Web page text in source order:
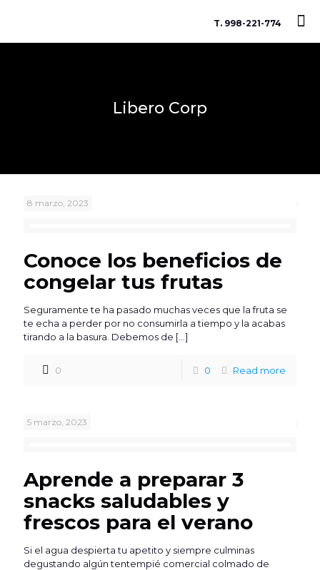
T. 998-221-774
Libero Corp
8 marzo, 2023
Conoce los beneficios de
congelar tus frutas
Seguramente te ha pasado muchas veces que la fruta se
te echa a perder por no consumirla a tiempo y la acabas
tirando a la basura. Debemos de […]
0 0 Read more
5 marzo, 2023
Aprende a preparar 3
snacks saludables y
frescos para el verano
Si el agua despierta tu apetito y siempre culminas
degustando algún tentempié comercial colmado de